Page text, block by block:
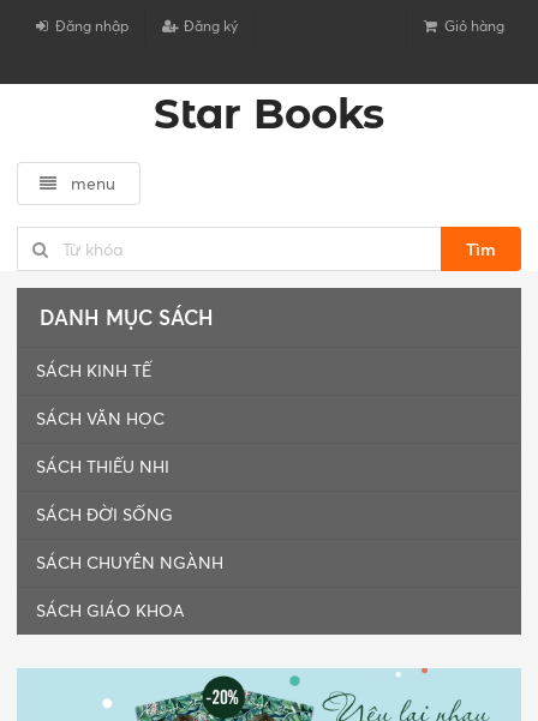
Đăng nhập Đăng ký Giỏ hàng
Star Books
menu
Tìm
DANH MỤC SÁCH
SÁCH KINH TẾ
SÁCH VĂN HỌC
SÁCH THIẾU NHI
SÁCH ĐỜI SỐNG
SÁCH CHUYÊN NGÀNH
SÁCH GIÁO KHOA